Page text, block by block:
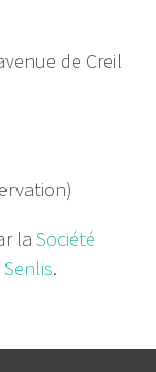
de Creil
la Société
.